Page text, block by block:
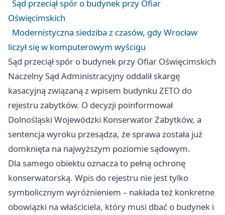
Sąd przeciął spór o budynek przy Ofiar
Oświęcimskich
Modernistyczna siedziba z czasów, gdy Wrocław
liczył się w komputerowym wyścigu
Sąd przeciął spór o budynek przy Ofiar Oświęcimskich
Naczelny Sąd Administracyjny oddalił skargę
kasacyjną związaną z wpisem budynku ZETO do
rejestru zabytków. O decyzji poinformował
Dolnośląski Wojewódzki Konserwator Zabytków, a
sentencja wyroku przesądza, że sprawa została już
domknięta na najwyższym poziomie sądowym.
Dla samego obiektu oznacza to pełną ochronę
konserwatorską. Wpis do rejestru nie jest tylko
symbolicznym wyróżnieniem – nakłada też konkretne
obowiązki na właściciela, który musi dbać o budynek i